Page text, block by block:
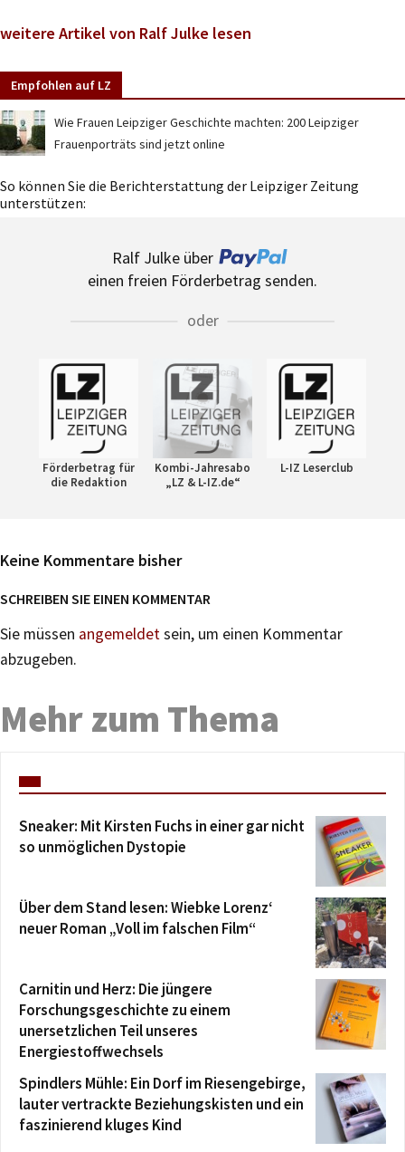
weitere Artikel von Ralf Julke lesen
Empfohlen auf LZ
Wie Frauen Leipziger Geschichte machten: 200 Leipziger
Frauenporträts sind jetzt online
So können Sie die Berichterstattung der Leipziger Zeitung
unterstützen:
Ralf Julke über
einen freien Förderbetrag senden.
oder
Förderbetrag für
die Redaktion
Kombi-Jahresabo
„LZ & L-IZ.de“
L-IZ Leserclub
Keine Kommentare bisher
SCHREIBEN SIE EINEN KOMMENTAR
Sie müssen angemeldetsein, um einen Kommentar
abzugeben.
Mehr zum Thema
Sneaker: Mit Kirsten Fuchs in einer gar nicht
so unmöglichen Dystopie
Über dem Stand lesen: Wiebke Lorenz‘
neuer Roman „Voll im falschen Film“
Carnitin und Herz: Die jüngere
Forschungsgeschichte zu einem
unersetzlichen Teil unseres
Energiestoffwechsels
Spindlers Mühle: Ein Dorf im Riesengebirge,
lauter vertrackte Beziehungskisten und ein
faszinierend kluges Kind